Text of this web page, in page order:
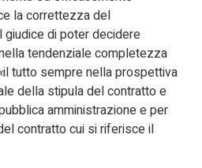
la correttezza del
giudice di poter decidere
tendenziale completezza
il tutto sempre nella prospettiva
della stipula del contratto e
amministrazione e per
contratto cui si riferisce il